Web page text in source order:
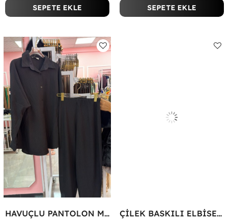
SEPETE EKLE SEPETE EKLE
HAVUÇLU PANTOLON MİYASE TAKIM Siyah ÇİLEK BASKILI ELBİSE Bej